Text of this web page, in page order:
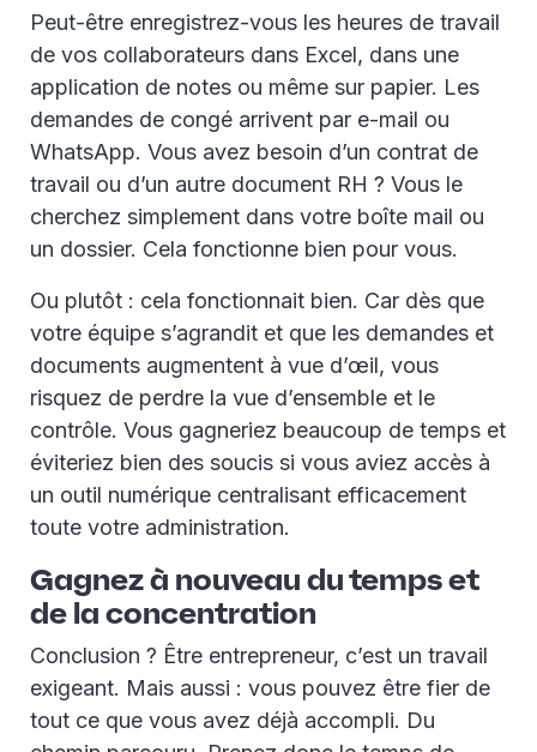
Peut-être enregistrez-vous les heures de travail
de vos collaborateurs dans Excel, dans une
application de notes ou même sur papier. Les
demandes de congé arrivent par e-mail ou
WhatsApp. Vous avez besoin d’un contrat de
travail ou d’un autre document RH ? Vous le
cherchez simplement dans votre boîte mail ou
un dossier. Cela fonctionne bien pour vous.
Ou plutôt : cela fonctionnait bien. Car dès que
votre équipe s’agrandit et que les demandes et
documents augmentent à vue d’œil, vous
risquez de perdre la vue d’ensemble et le
contrôle. Vous gagneriez beaucoup de temps et
éviteriez bien des soucis si vous aviez accès à
un outil numérique centralisant efficacement
toute votre administration.
Gagnez à nouveau du temps et
de la concentration
Conclusion ? Être entrepreneur, c’est un travail
exigeant. Mais aussi : vous pouvez être fier de
tout ce que vous avez déjà accompli. Du